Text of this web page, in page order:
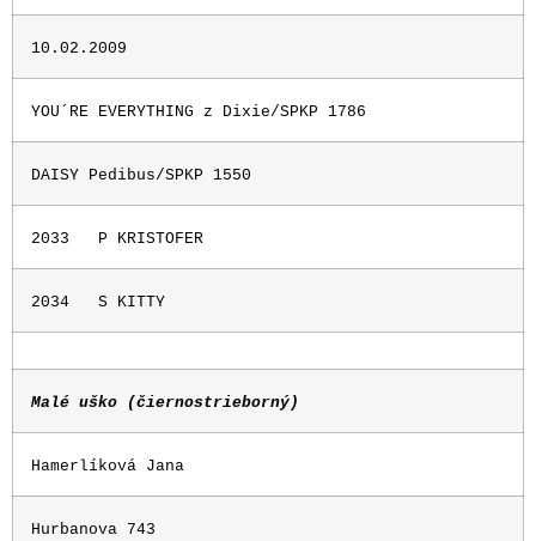
10.02.2009
YOU´RE EVERYTHING z Dixie/SPKP 1786
DAISY Pedibus/SPKP 1550
2033 P KRISTOFER
2034 S KITTY
Malé uško (čiernostrieborný)
Hamerlíková Jana
Hurbanova 743